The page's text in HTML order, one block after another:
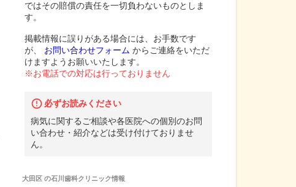
ではその賠償の責任を一切負わないものとしま
す。
掲載情報に誤りがある場合には、お手数です
が、
お問い合わせフォーム からご連絡をいただ
けますようお願いいたします。
※お電話での対応は行っておりません
必ずお読みください
病気に関するご相談や各医院への個別のお問
い合わせ・紹介などは受け付けておりませ
ん。
大田区の石川歯科クリニック情報